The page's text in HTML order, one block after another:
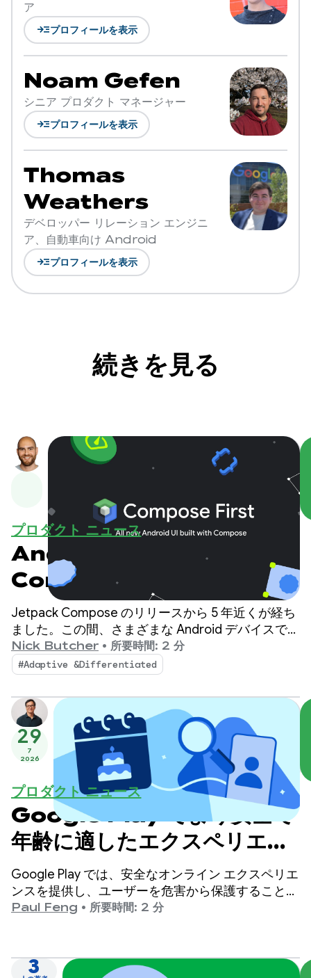
ア
read_moreプロフィールを表示
Noam Gefen
シニア プロダクト マネージャー
read_moreプロフィールを表示
Thomas
Weathers
デベロッパー リレーション エンジニ
ア、自動車向け Android
read_moreプロフィールを表示
続きを見る
プロダクト ニュース
Android UI 開発は
Compose First
Jetpack Compose のリリースから 5 年近くが経ち
ました。この間、さまざまな Android デバイスで優
れた UI を構築するために必要なすべての機能、パ
フォーマンス、ツールを提供できるよう投資してま
いりました。
Nick Butcher • 所要時間: 2 分
#Adaptive &Differentiated
29
7
2026
プロダクト ニュース
Google Play でより安全で
年齢に適したエクスペリエン
スを提供
Google Play では、安全なオンライン エクスペリエ
ンスを提供し、ユーザーを危害から保護することを
最優先事項としています。
Paul Feng • 所要時間: 2 分
3